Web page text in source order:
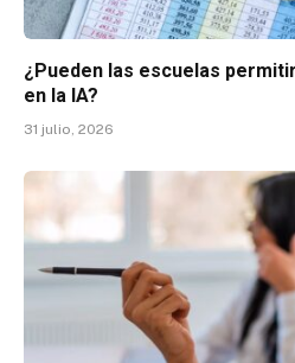
¿Pueden las escuelas
en la IA?
31 julio, 2026